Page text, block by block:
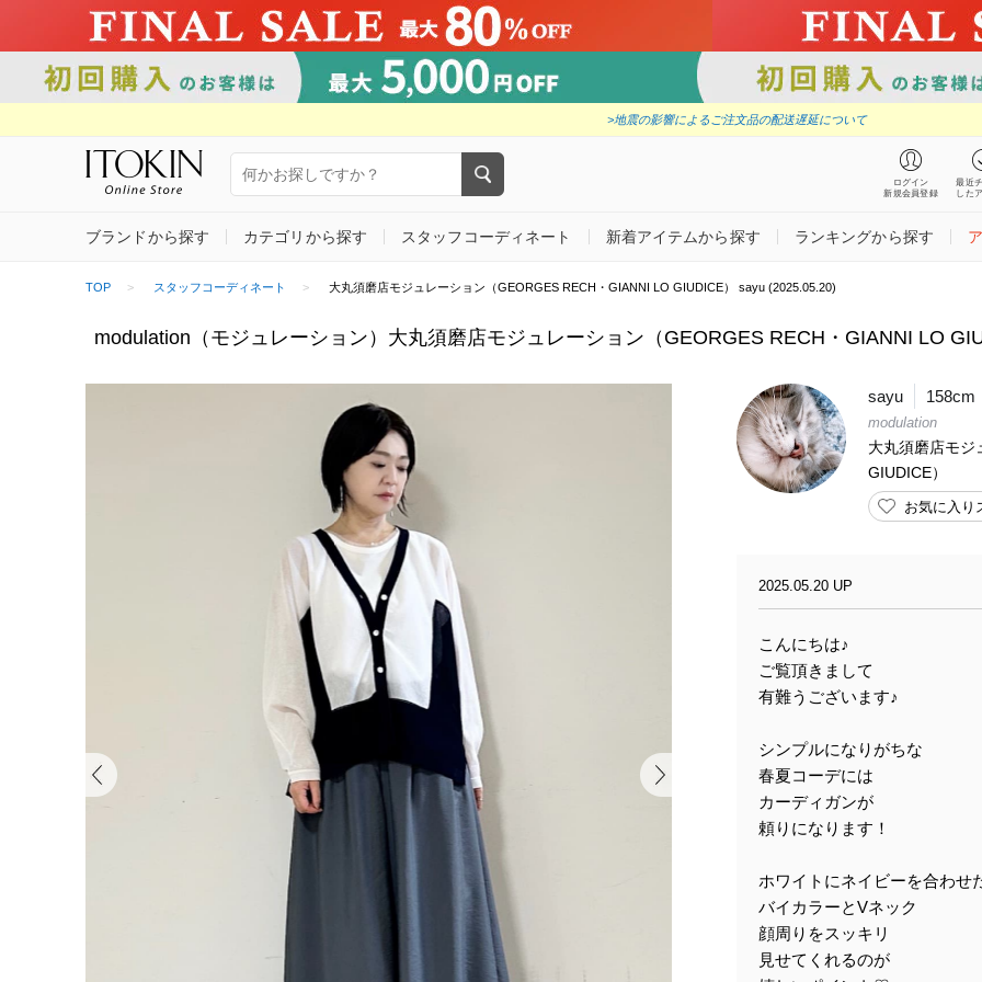
>地震の影響によるご注文品の配送遅延について
ログイン
新規会員登録
最近
した
ブランドから探す カテゴリから探す スタッフコーディネート 新着アイテムから探す ランキングから探す
TOP スタッフコーディネート 大丸須磨店モジュレーション（GEORGES RECH・GIANNI LO GIUDICE） sayu (2025.05.20)
modulation（モジュレーション）大丸須磨店モジュレーション（GEORGES RECH・GIANNI LO
sayu 158cm
modulation
大丸須磨店モジ
GIUDICE）
お気に入り
2025.05.20 UP
こんにちは♪
ご覧頂きまして
有難うございます♪
シンプルになりがちな
春夏コーデには
カーディガンが
頼りになります！
ホワイトにネイビーを合わせ
バイカラーとVネック
顔周りをスッキリ
見せてくれるのが